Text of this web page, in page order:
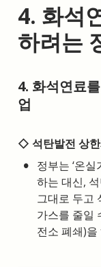
4. 화석
하려는
4. 화석연료
업
◇ 석탄발전 상
• 정부는 ‘온
하는 대신,
그대로 두고
가스를 줄일
전소 폐쇄)을